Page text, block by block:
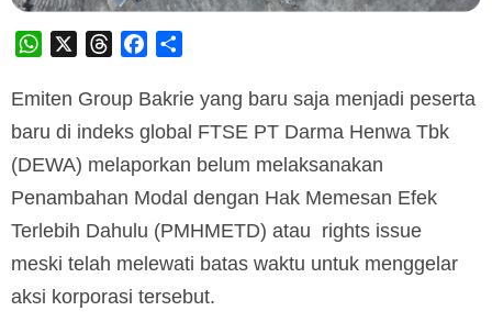
WhatsApp ThreadsFacebook
Emiten Group Bakrie yang baru saja menjadi peserta
baru di indeks global FTSE PT Darma Henwa Tbk
(DEWA) melaporkan belum melaksanakan
Penambahan Modal dengan Hak Memesan Efek
Terlebih Dahulu (PMHMETD) atau rights issue
meski telah melewati batas waktu untuk menggelar
aksi korporasi tersebut.